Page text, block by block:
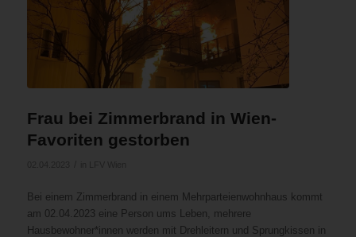
Frau bei Zimmerbrand in Wien-
Favoriten gestorben
Bei einem Zimmerbrand in einem Mehrparteienwohnhaus kommt
am 02.04.2023 eine Person ums Leben, mehrere
Hausbewohner*innen werden mit Drehleitern und Sprungkissen in